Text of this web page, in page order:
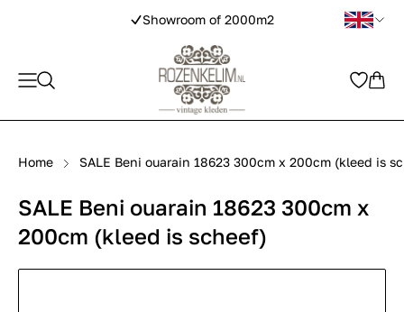
Showroom of 2000m2
Home SALE Beni ouarain 18623 300cm x 200cm (kleed is
SALE Beni ouarain 18623 300cm x
200cm (kleed is scheef)